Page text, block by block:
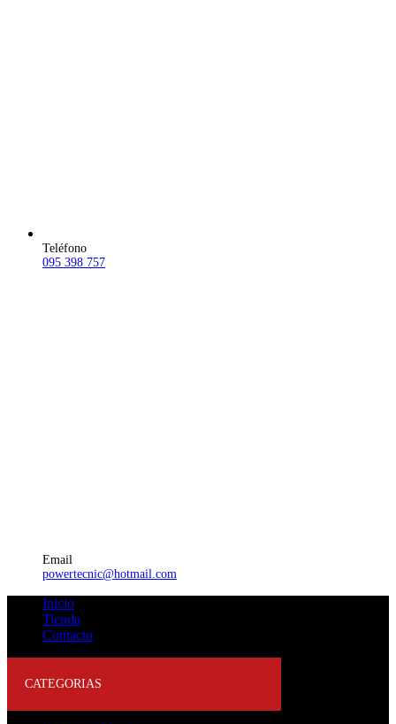
Teléfono
095 398 757
Email
powertecnic@hotmail.com
Inicio
Tienda
Contacto
CATEGORIAS